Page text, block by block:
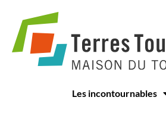
Les incontournables